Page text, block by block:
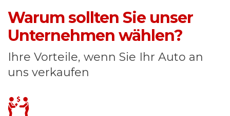
Warum sollten Sie unser
Unternehmen wählen?
Ihre Vorteile, wenn Sie Ihr Auto an
uns verkaufen